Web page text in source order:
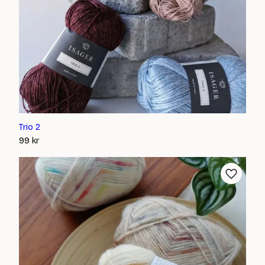
Trio 2
99 kr